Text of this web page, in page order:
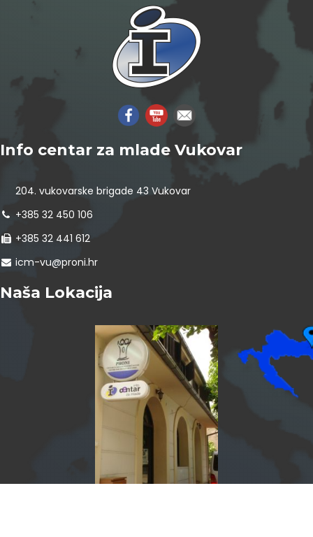
Info centar za mlade Vukovar
204. vukovarske brigade 43 Vukovar
+385 32 450 106
+385 32 441 612
icm-vu@proni.hr
Naša Lokacija